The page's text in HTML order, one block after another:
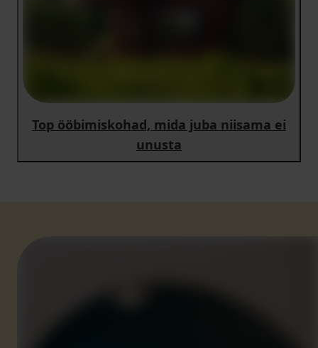
Top ööbimiskohad, mida juba niisama ei
unusta